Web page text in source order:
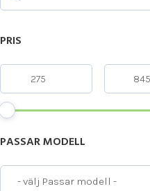
PRIS
PASSAR MODELL
- välj Passar modell -